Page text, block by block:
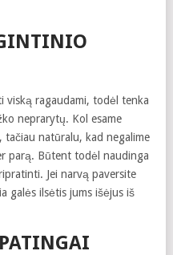
viską ragaudami, todėl tenka
neprarytų. Kol esame
tačiau natūralu, kad negalime
parą. Būtent todėl naudinga
Jei narvą paversite
galės ilsėtis jums išėjus iš